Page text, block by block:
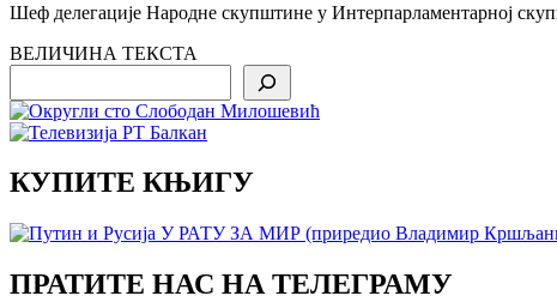
Шеф делегације Народне скупштине у Интерпарламентарној
ВЕЛИЧИНА ТЕКСТА
КУПИТЕ КЊИГУ
ПРАТИТЕ НАС НА ТЕЛЕГРАМУ